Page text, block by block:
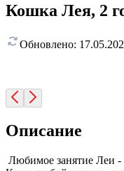
Кошка Лея, 2
Обновлено:
Описание
Любимое занятие Леи -